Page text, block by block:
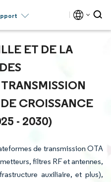
ET DE LA
CROISSANCE
- 2030)
de transmission OTA
filtres RF et antennes,
auxiliaire, et plus),